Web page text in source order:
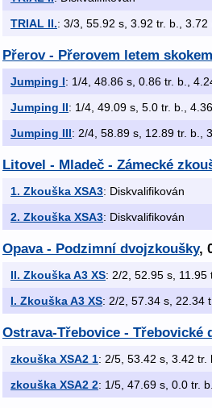
TRIAL II.: 3/3, 55.92 s, 3.92 tr. b., 3.72
Přerov - Přerovem letem
Jumping I: 1/4, 48.86 s, 0.86 tr. b.,
Jumping II: 1/4, 49.09 s, 5.0 tr. b.,
Jumping III: 2/4, 58.89 s, 12.89 tr. b.,
Litovel - Mladeč - Zámecké
1. Zkouška XSA3: Diskvalifikován
2. Zkouška XSA3: Diskvalifikován
Opava - Podzimní dvojzkoušky,
II. Zkouška A3 XS: 2/2, 52.95 s, 11.95
I. Zkouška A3 XS: 2/2, 57.34 s, 22.34
Ostrava-Třebovice - Třebovické
zkouška XSA2 1: 2/5, 53.42 s, 3.42 tr.
zkouška XSA2 2: 1/5, 47.69 s, 0.0 tr.